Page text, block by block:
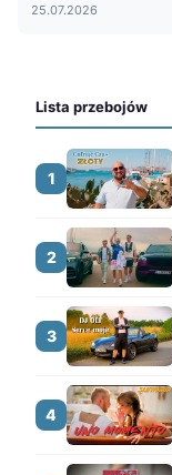
25.07.2026
Lista przebojów
1
2
3
4